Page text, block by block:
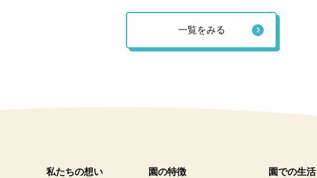
一覧をみる
私たちの想い 園の特徴 園での生活